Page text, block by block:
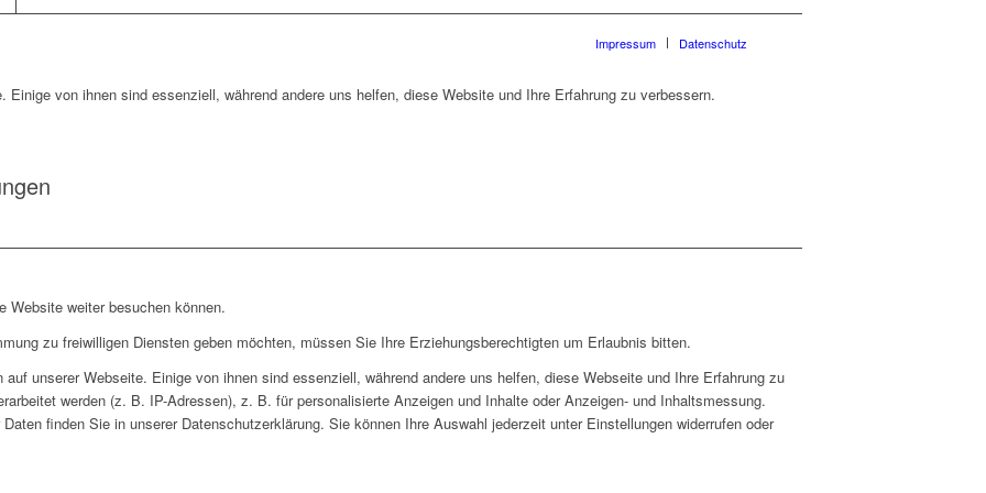
Impressum Datenschutz
Einige von ihnen sind essenziell, während andere uns helfen, diese Website und Ihre Erfahrung zu verbessern.
Website weiter besuchen können.
zu freiwilligen Diensten geben möchten, müssen Sie Ihre Erziehungsberechtigten um Erlaubnis bitten.
unserer Webseite. Einige von ihnen sind essenziell, während andere uns helfen, diese Webseite und Ihre Erfahrung zu
werden (z. B. IP-Adressen), z. B. für personalisierte Anzeigen und Inhalte oder Anzeigen- und Inhaltsmessung.
finden Sie in unserer Datenschutzerklärung. Sie können Ihre Auswahl jederzeit unter Einstellungen widerrufen oder